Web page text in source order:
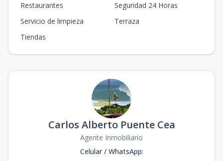
Restaurantes
Seguridad 24 Horas
Servicio de limpieza
Terraza
Tiendas
Carlos Alberto Puente Cea
Agente Inmobiliario
Celular / WhatsApp: